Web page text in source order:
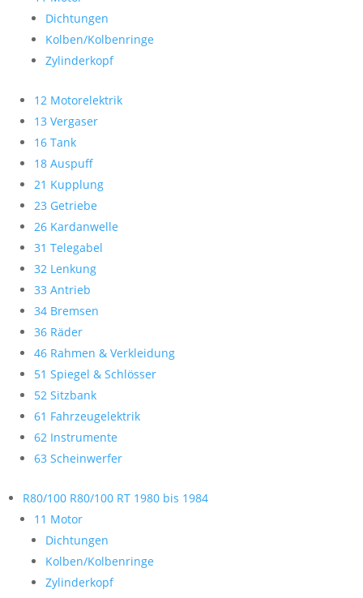
Dichtungen
Kolben/Kolbenringe
Zylinderkopf
12 Motorelektrik
13 Vergaser
16 Tank
18 Auspuff
21 Kupplung
23 Getriebe
26 Kardanwelle
31 Telegabel
32 Lenkung
33 Antrieb
34 Bremsen
36 Räder
46 Rahmen & Verkleidung
51 Spiegel & Schlösser
52 Sitzbank
61 Fahrzeugelektrik
62 Instrumente
63 Scheinwerfer
R80/100 R80/100 RT 1980 bis 1984
11 Motor
Dichtungen
Kolben/Kolbenringe
Zylinderkopf